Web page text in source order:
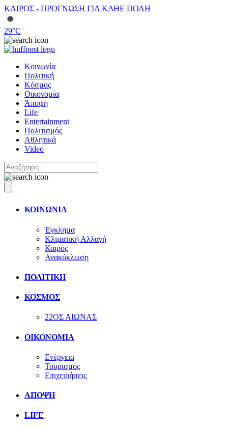
ΚΑΙΡΟΣ - ΠΡΟΓΝΩΣΗ ΓΙΑ ΚΑΘΕ ΠΟΛΗ
29°C
Κοινωνία
Πολιτική
Κόσμος
Οικονομία
Άποψη
Life
Entertainment
Πολιτισμός
Αθλητικά
Video
ΚΟΙΝΩΝΙΑ
Έγκλημα
Κλιματική Αλλαγή
Καιρός
Ανακύκλωση
ΠΟΛΙΤΙΚΗ
ΚΟΣΜΟΣ
22ΟΣ ΑΙΩΝΑΣ
ΟΙΚΟΝΟΜΙΑ
Ενέργεια
Τουρισμός
Επιχειρήσεις
ΑΠΟΨΗ
LIFE